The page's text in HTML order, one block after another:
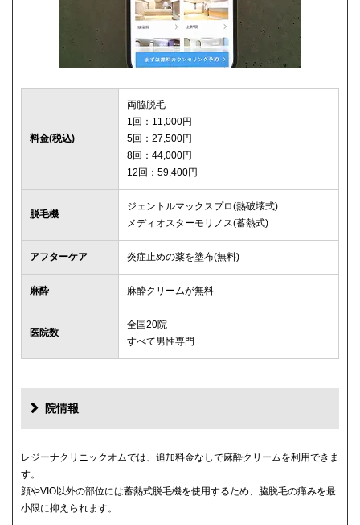
料金(税込)
両脇脱毛
1回：11,000円
5回：27,500円
8回：44,000円
12回：59,400円
脱毛機
ジェントルマックスプロ(熱破壊式)
メディオスターモリノス(蓄熱式)
アフターケア 炎症止めの薬を塗布(無料)
麻酔 麻酔クリームが無料
医院数
全国20院
すべて男性専門
院情報
レジーナクリニックオムでは、追加料金なしで麻酔クリームを利用できま
す。
顔やVIO以外の部位には蓄熱式脱毛機を使用するため、脇脱毛の痛みを最
小限に抑えられます。